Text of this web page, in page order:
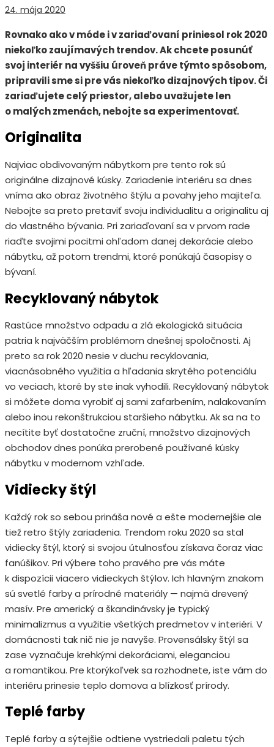
24. mája 2020
Rovnako ako v móde i v zariaďovaní priniesol rok 2020
niekoľko zaujímavých trendov. Ak chcete posunúť
svoj interiér na vyššiu úroveň práve týmto spôsobom,
pripravili sme si pre vás niekoľko dizajnových tipov. Či
zariaďujete celý priestor, alebo uvažujete len
o malých zmenách, nebojte sa experimentovať.
Originalita
Najviac obdivovaným nábytkom pre tento rok sú
originálne dizajnové kúsky. Zariadenie interiéru sa dnes
vníma ako obraz životného štýlu a povahy jeho majiteľa.
Nebojte sa preto pretaviť svoju individualitu a originalitu aj
do vlastného bývania. Pri zariaďovaní sa v prvom rade
riaďte svojimi pocitmi ohľadom danej dekorácie alebo
nábytku, až potom trendmi, ktoré ponúkajú časopisy o
bývaní.
Recyklovaný nábytok
Rastúce množstvo odpadu a zlá ekologická situácia
patria k najväčším problémom dnešnej spoločnosti. Aj
preto sa rok 2020 nesie v duchu recyklovania,
viacnásobného využitia a hľadania skrytého potenciálu
vo veciach, ktoré by ste inak vyhodili. Recyklovaný nábytok
si môžete doma vyrobiť aj sami zafarbením, nalakovaním
alebo inou rekonštrukciou staršieho nábytku. Ak sa na to
necítite byť dostatočne zruční, množstvo dizajnových
obchodov dnes ponúka prerobené používané kúsky
nábytku v modernom vzhľade.
Vidiecky štýl
Každý rok so sebou prináša nové a ešte modernejšie ale
tiež retro štýly zariadenia. Trendom roku 2020 sa stal
vidiecky štýl, ktorý si svojou útulnosťou získava čoraz viac
fanúšikov. Pri výbere toho pravého pre vás máte
k dispozícii viacero vidieckych štýlov. Ich hlavným znakom
sú svetlé farby a prírodné materiály — najmä drevený
masív. Pre americký a škandinávsky je typický
minimalizmus a využitie všetkých predmetov v interiéri. V
domácnosti tak nič nie je navyše. Provensálsky štýl sa
zase vyznačuje krehkými dekoráciami, eleganciou
a romantikou. Pre ktorýkoľvek sa rozhodnete, iste vám do
interiéru prinesie teplo domova a blízkosť prírody.
Teplé farby
Teplé farby a sýtejšie odtiene vystriedali paletu tých